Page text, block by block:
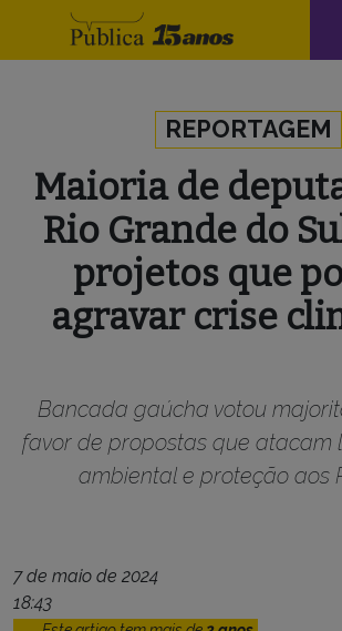
REPORTAGEM
Maioria de
Rio Grande do
projetos que
agravar crise
Bancada gaúcha votou
favor de propostas que atacam
ambiental e proteção aos
7 de maio de 2024
18:43